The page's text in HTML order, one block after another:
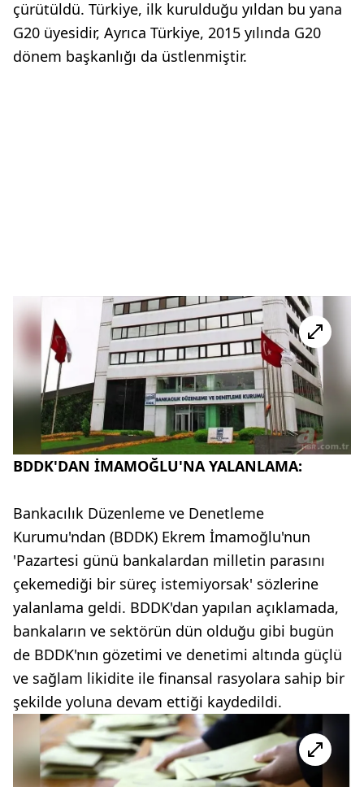
çürütüldü. Türkiye, ilk kurulduğu yıldan bu yana
G20 üyesidir, Ayrıca Türkiye, 2015 yılında G20
dönem başkanlığı da üstlenmiştir.
BDDK'DAN İMAMOĞLU'NA YALANLAMA:
Bankacılık Düzenleme ve Denetleme
Kurumu'ndan (BDDK) Ekrem İmamoğlu'nun
'Pazartesi günü bankalardan milletin parasını
çekemediği bir süreç istemiyorsak' sözlerine
yalanlama geldi. BDDK'dan yapılan açıklamada,
bankaların ve sektörün dün olduğu gibi bugün
de BDDK'nın gözetimi ve denetimi altında güçlü
ve sağlam likidite ile finansal rasyolara sahip bir
şekilde yoluna devam ettiği kaydedildi.